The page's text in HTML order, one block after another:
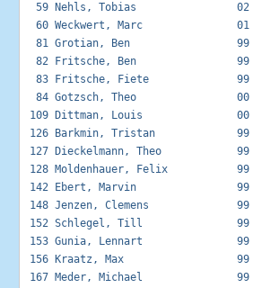
59 Nehls, Tobias
60 Weckwert, Marc
81 Grotian, Ben
82 Fritsche, Ben
83 Fritsche, Fiete
84 Gotzsch, Theo
109 Dittman, Louis
126 Barkmin, Tristan             99
127 Dieckelmann, Theo
128 Moldenhauer, Felix           99
142 Ebert, Marvin
148 Jenzen, Clemens
152 Schlegel, Till
153 Gunia, Lennart
156 Kraatz, Max
167 Meder, Michael